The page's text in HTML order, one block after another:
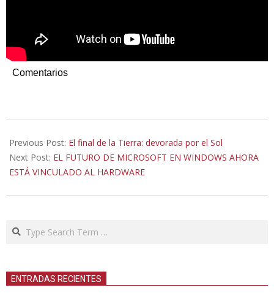
Comentarios
02-
11
Previous Post: El final de la Tierra: devorada por el Sol
Next Post: EL FUTURO DE MICROSOFT EN WINDOWS AHORA
ESTÁ VINCULADO AL HARDWARE
Search
ENTRADAS RECIENTES